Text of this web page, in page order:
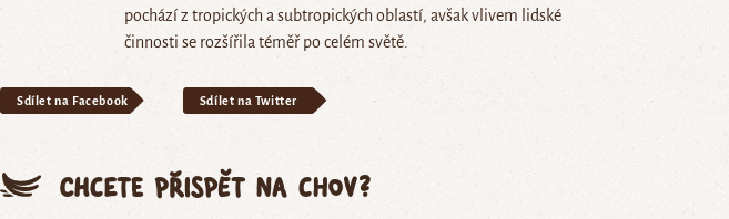
pochází z tropických a subtropických oblastí, avšak vlivem lidské
činnosti se rozšířila téměř po celém světě.
Sdílet na Facebook Sdílet na Twitter
Chcete přispět na chov?